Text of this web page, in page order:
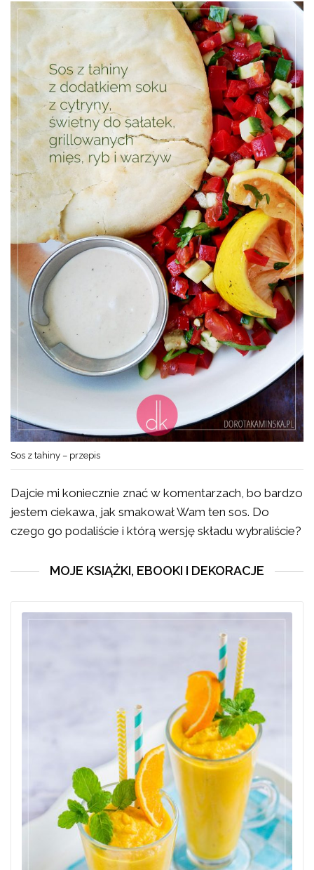
Sos z tahiny – przepis
Dajcie mi koniecznie znać w komentarzach, bo bardzo
jestem ciekawa, jak smakował Wam ten sos. Do
czego go podaliście i którą wersję składu wybraliście?
MOJE KSIĄŻKI, EBOOKI I DEKORACJE